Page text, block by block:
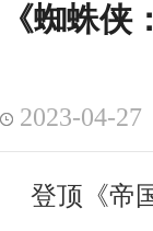
《蜘蛛
2023-04-
登顶《帝